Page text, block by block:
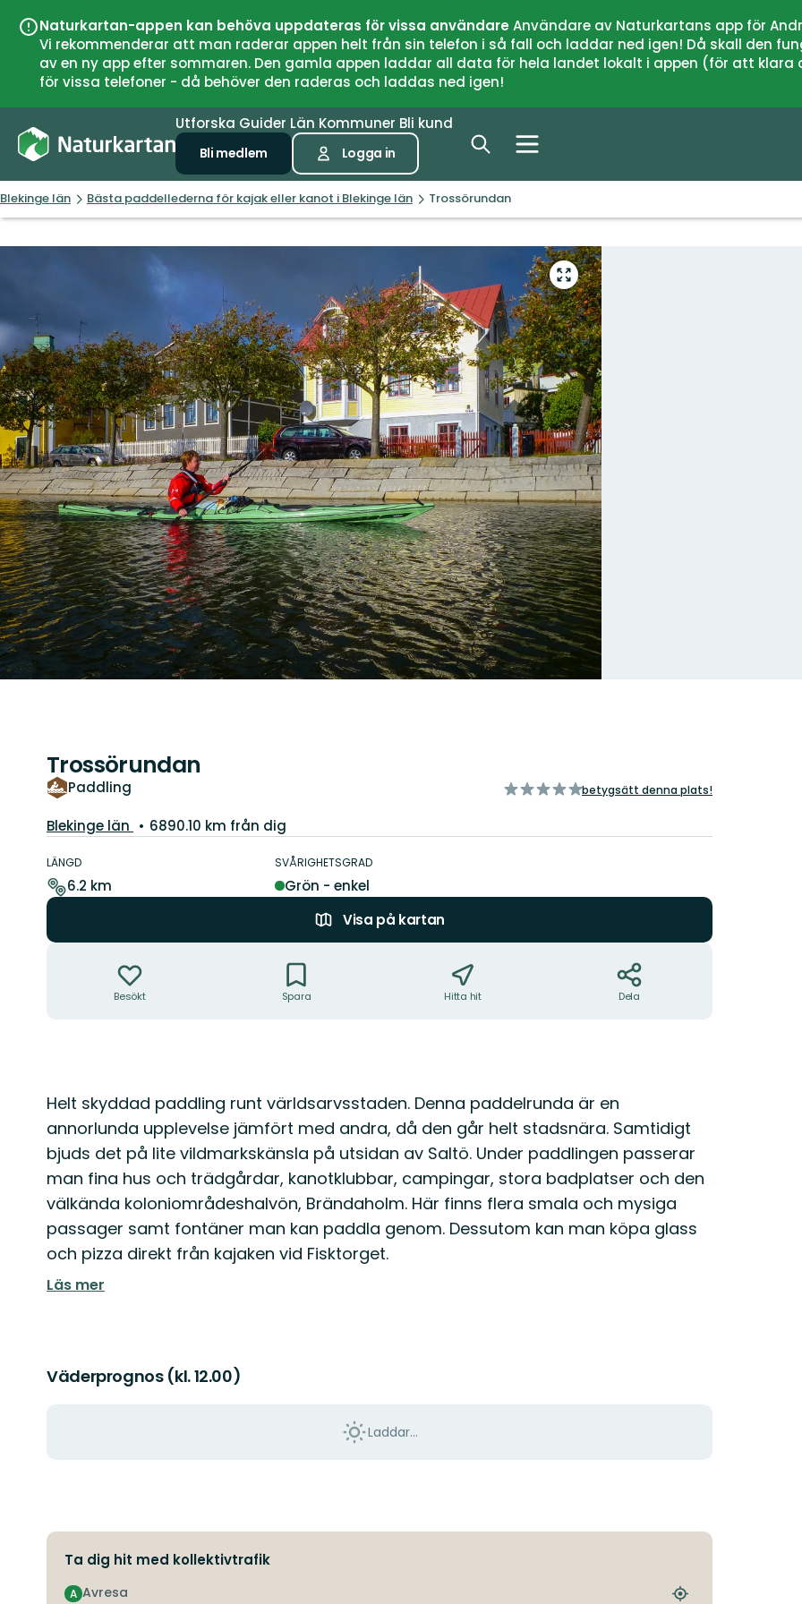
Naturkartan-appen kan behöva uppdateras för vissa användareAnvändare av Naturkartans app för
Vi rekommenderar att man raderar appen helt från sin telefon i så fall och laddar ned igen! Då skall den
av en ny app efter sommaren. Den gamla appen laddar all data för hela landet lokalt i appen (för att
för vissa telefoner - då behöver den raderas och laddas ned igen!
Utforska Guider Län Kommuner Bli kund
Bli medlem Logga in
Blekinge län Bästa paddellederna för kajak eller kanot i Blekinge län Trossörundan
Gå
till
helskärmsläge
Trossörundan
Paddling
av
betygsätt denna plats!
Län:
Blekinge län 6890.10 km från dig
om
leden
LÄNGD
6.2 km
SVÅRIGHETSGRAD
Grön - enkel
Visa på kartan
Besökt Spara Hitta hit Dela
Beskrivning
Helt skyddad paddling runt världsarvsstaden. Denna paddelrunda är en
annorlunda upplevelse jämfört med andra, då den går helt stadsnära. Samtidigt
bjuds det på lite vildmarkskänsla på utsidan av Saltö. Under paddlingen passerar
man fina hus och trädgårdar, kanotklubbar, campingar, stora badplatser och den
välkända koloniområdeshalvön, Brändaholm. Här finns flera smala och mysiga
passager samt fontäner man kan paddla genom. Dessutom kan man köpa glass
och pizza direkt från kajaken vid Fisktorget.
Läs mer
Väderprognos (kl. 12.00)
Laddar...
Ta dig hit med kollektivtrafik
Avresa
A
Hitta